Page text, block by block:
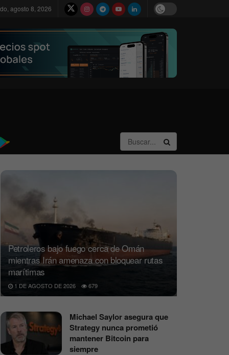
agosto 8, 2026
Petroleros bajo fuego cerca de Omán
mientras Irán amenaza con bloquear rutas
marítimas
1 DE AGOSTO DE 2026 679
Michael Saylor asegura que
Strategy nunca prometió
mantener Bitcoin para
siempre